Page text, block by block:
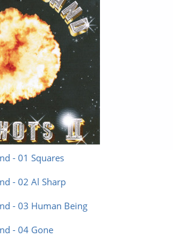
- 01 Squares
- 02 Al Sharp
- 03 Human Being
- 04 Gone